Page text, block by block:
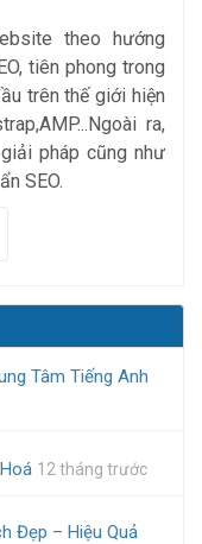
theo hướng
tiên phong trong
trên thế giới hiện
ra,
pháp cũng như
SEO.
Tâm Tiếng Anh
12 tháng trước
Đẹp – Hiệu Quả